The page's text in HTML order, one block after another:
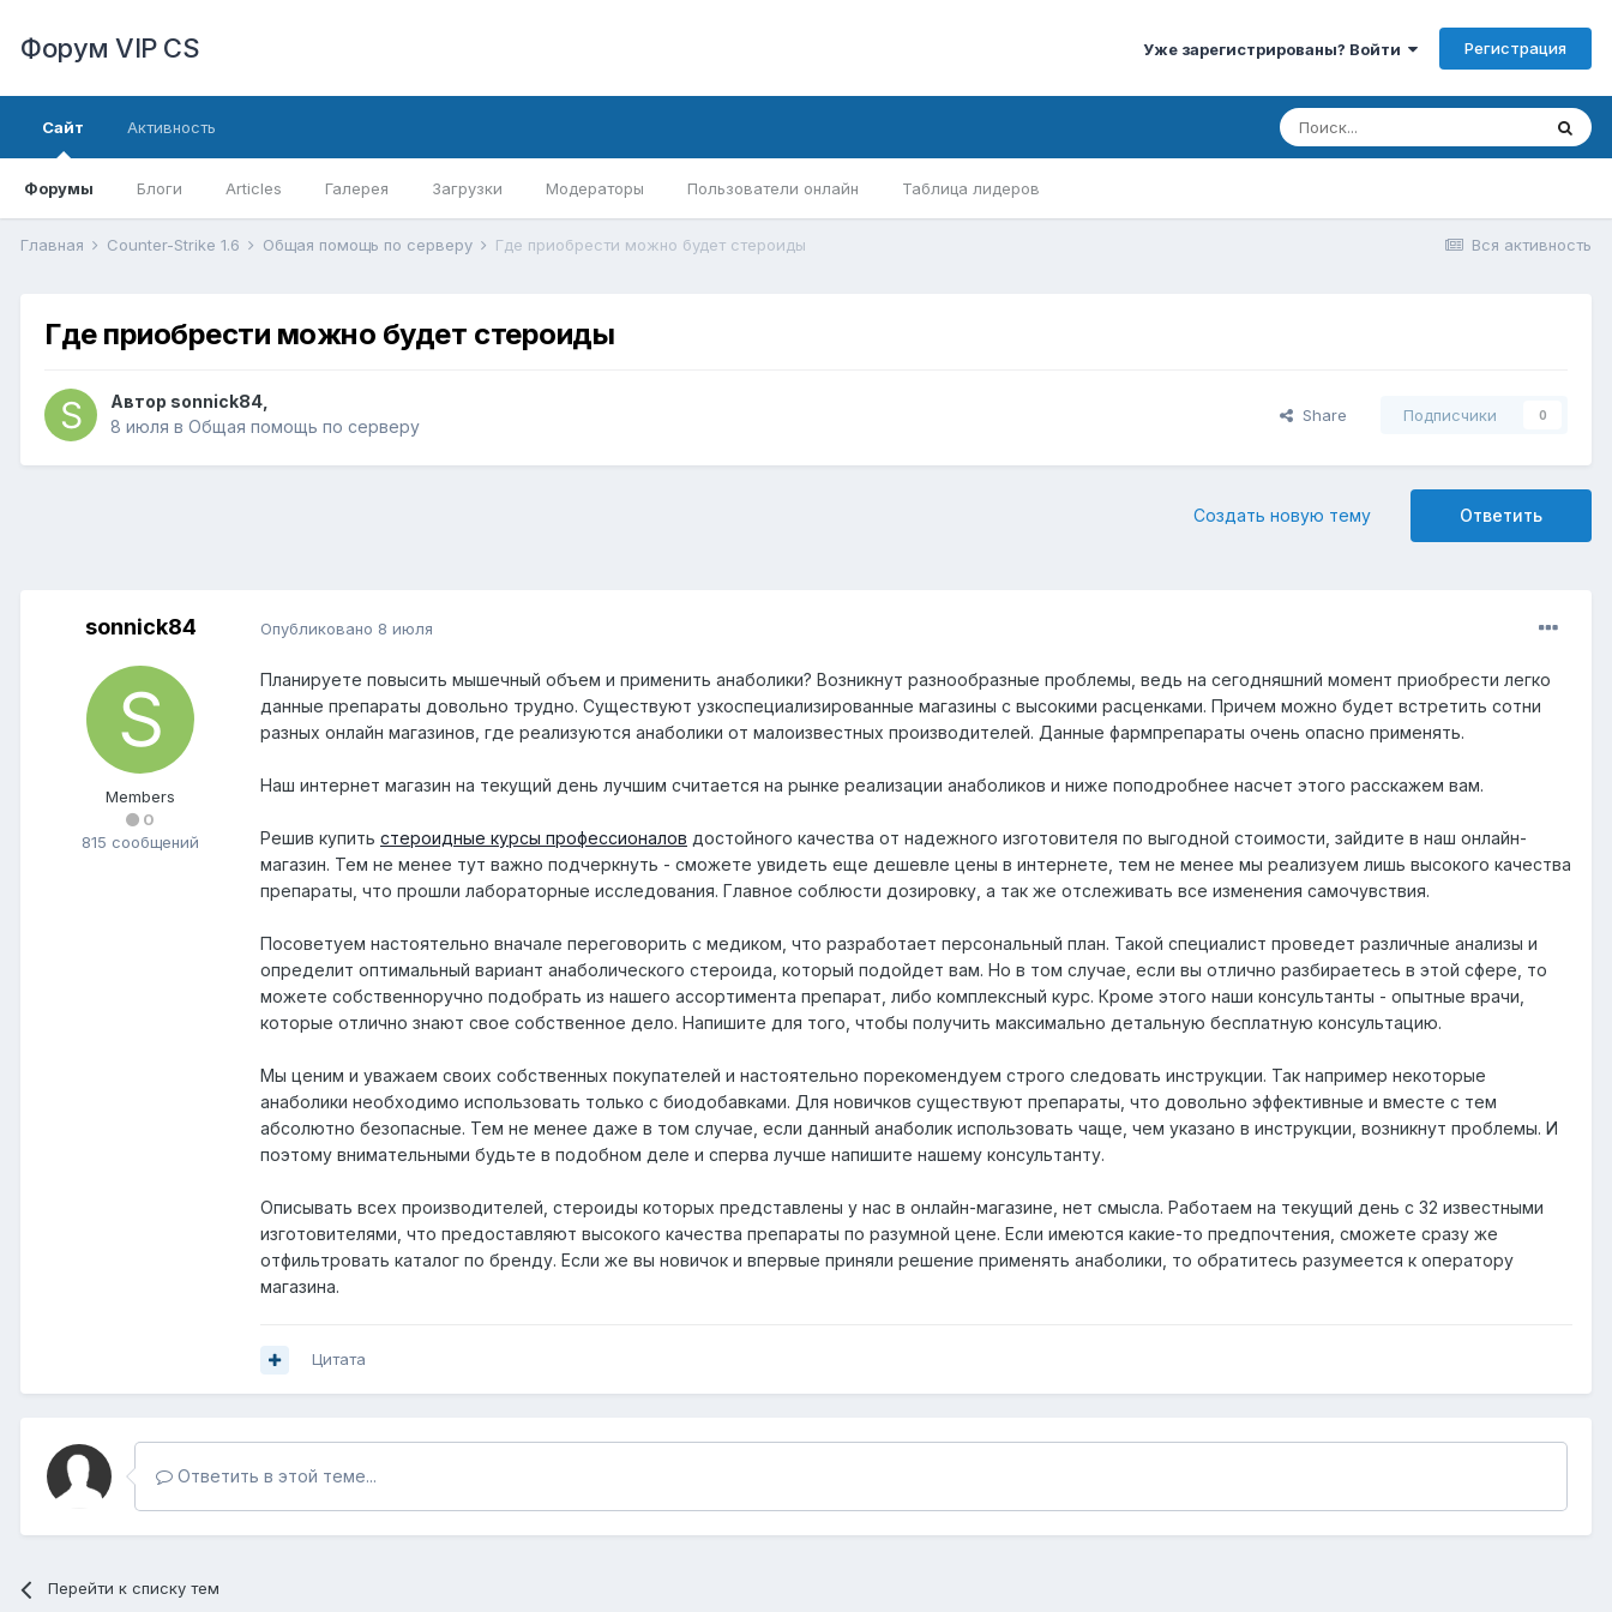
Форум VIP CS Уже зарегистрированы? Войти Регистрация
Сайт
Форумы Блоги Articles Галерея Загрузки Модераторы Пользователи онлайн Таблица лидеров
Активность
Вся активность
Главная Counter-Strike 1.6 Общая помощь по серверу Где приобрести можно будет стероиды
Где приобрести можно будет стероиды
Автор sonnick84
8 июля в Общая помощь по серверу
Share Подписчики 0
Ответить
Создать новую тему
sonnick84
Members
0
815 сообщений
Опубликовано 8 июля
Планируете повысить мышечный объем и применить анаболики? Возникнут разнообразные проблемы, ведь на сегодняшний момент приобрести легко
данные препараты довольно трудно. Существуют узкоспециализированные магазины с высокими расценками. Причем можно будет встретить сотни
разных онлайн магазинов, где реализуются анаболики от малоизвестных производителей. Данные фармпрепараты очень опасно применять.
Наш интернет магазин на текущий день лучшим считается на рынке реализации анаболиков и ниже поподробнее насчет этого расскажем вам.
Решив купить стероидные курсы профессионалов достойного качества от надежного изготовителя по выгодной стоимости, зайдите в наш онлайн-
магазин. Тем не менее тут важно подчеркнуть - сможете увидеть еще дешевле цены в интернете, тем не менее мы реализуем лишь высокого качества
препараты, что прошли лабораторные исследования. Главное соблюсти дозировку, а так же отслеживать все изменения самочувствия.
Посоветуем настоятельно вначале переговорить с медиком, что разработает персональный план. Такой специалист проведет различные анализы и
определит оптимальный вариант анаболического стероида, который подойдет вам. Но в том случае, если вы отлично разбираетесь в этой сфере, то
можете собственноручно подобрать из нашего ассортимента препарат, либо комплексный курс. Кроме этого наши консультанты - опытные врачи,
которые отлично знают свое собственное дело. Напишите для того, чтобы получить максимально детальную бесплатную консультацию.
Мы ценим и уважаем своих собственных покупателей и настоятельно порекомендуем строго следовать инструкции. Так например некоторые
анаболики необходимо использовать только с биодобавками. Для новичков существуют препараты, что довольно эффективные и вместе с тем
абсолютно безопасные. Тем не менее даже в том случае, если данный анаболик использовать чаще, чем указано в инструкции, возникнут проблемы. И
поэтому внимательными будьте в подобном деле и сперва лучше напишите нашему консультанту.
Описывать всех производителей, стероиды которых представлены у нас в онлайн-магазине, нет смысла. Работаем на текущий день с 32 известными
изготовителями, что предоставляют высокого качества препараты по разумной цене. Если имеются какие-то предпочтения, сможете сразу же
отфильтровать каталог по бренду. Если же вы новичок и впервые приняли решение применять анаболики, то обратитесь разумеется к оператору
магазина.
Цитата
Ответить в этой теме...
Перейти к списку тем